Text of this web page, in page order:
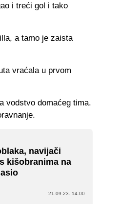
i treći gol i tako
a tamo je zaista
vraćala u prvom
vodstvo domaćeg tima.
navijači
kišobranima na
21.09.23. 14:00